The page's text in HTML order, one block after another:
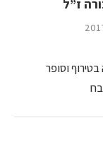
ז”ל
וסופר